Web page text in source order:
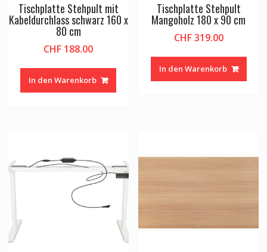
Tischplatte Stehpult mit
Kabeldurchlass schwarz 160 x
80 cm
CHF 188.00
In den Warenkorb
Tischplatte Stehpult
Mangoholz 180 x 90 cm
CHF319.00
In den Warenkorb